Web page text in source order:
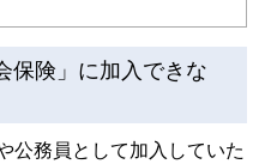
る点です。
メンバーと金融や経済に精通した
保険」に加入できな
公務員として加入していた